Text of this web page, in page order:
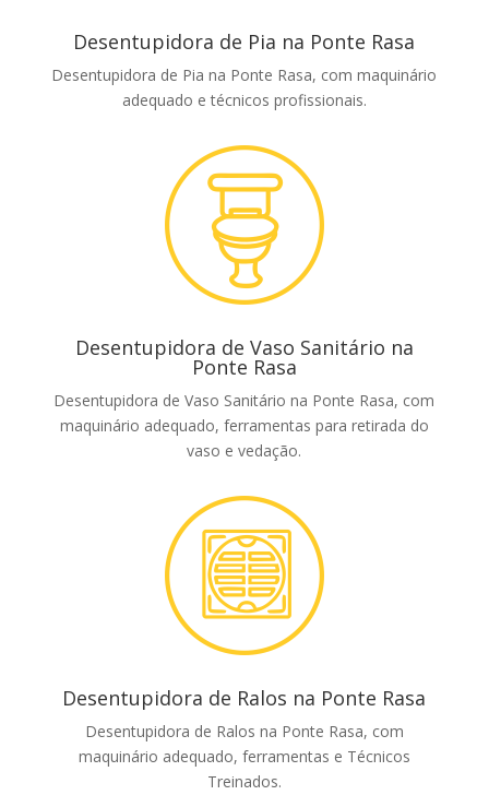
Desentupidora de Pia na Ponte Rasa
Desentupidora de Pia na Ponte Rasa, com maquinário
adequado e técnicos profissionais.
Desentupidora de Vaso Sanitário na
Ponte Rasa
Desentupidora de Vaso Sanitário na Ponte Rasa, com
maquinário adequado, ferramentas para retirada do
vaso e vedação.
Desentupidora de Ralos na Ponte Rasa
Desentupidora de Ralos na Ponte Rasa, com
maquinário adequado, ferramentas e Técnicos
Treinados.